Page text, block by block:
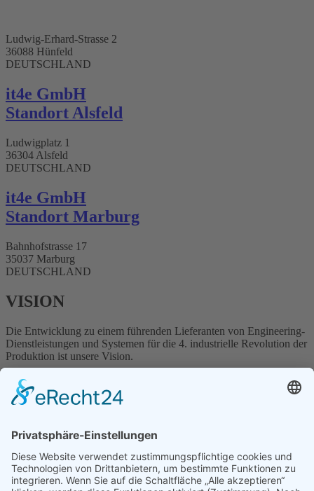
Ludwig-Erhard-Strasse 2
36088 Hünfeld
DEUTSCHLAND
it4e GmbH
Standort Alsfeld
Ludwigplatz 1
36304 Alsfeld
DEUTSCHLAND
it4e GmbH
Standort Marburg
Bahnhofstrasse 17
35037 Marburg
DEUTSCHLAND
VISION
Die Entwicklung zu einem führenden Lieferanten von Engineering-
Dienstleistungen und Systemen für die 4. industrielle Revolution der
Produktion ist unsere Vision.
ÜBER UNS
Maschinenbau- und Verpackungsindustrie ist es unser Ziel, die
Weiterentwicklung von flexiblen und intelligenten
Produktionsanlagen erfolgreich voranzutreiben.“
Die EngRoTec Group bietet Dienstleistungen in den Bereichen